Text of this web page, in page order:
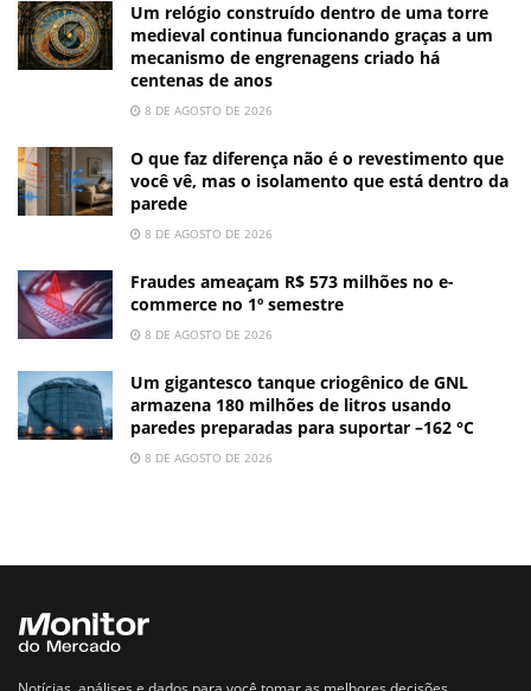
Um relógio construído dentro de uma torre
medieval continua funcionando graças a um
mecanismo de engrenagens criado há
centenas de anos
8 DE AGOSTO DE 2026
O que faz diferença não é o revestimento que
você vê, mas o isolamento que está dentro da
parede
8 DE AGOSTO DE 2026
Fraudes ameaçam R$ 573 milhões no e-
commerce no 1º semestre
8 DE AGOSTO DE 2026
Um gigantesco tanque criogênico de GNL
armazena 180 milhões de litros usando
paredes preparadas para suportar –162 °C
8 DE AGOSTO DE 2026